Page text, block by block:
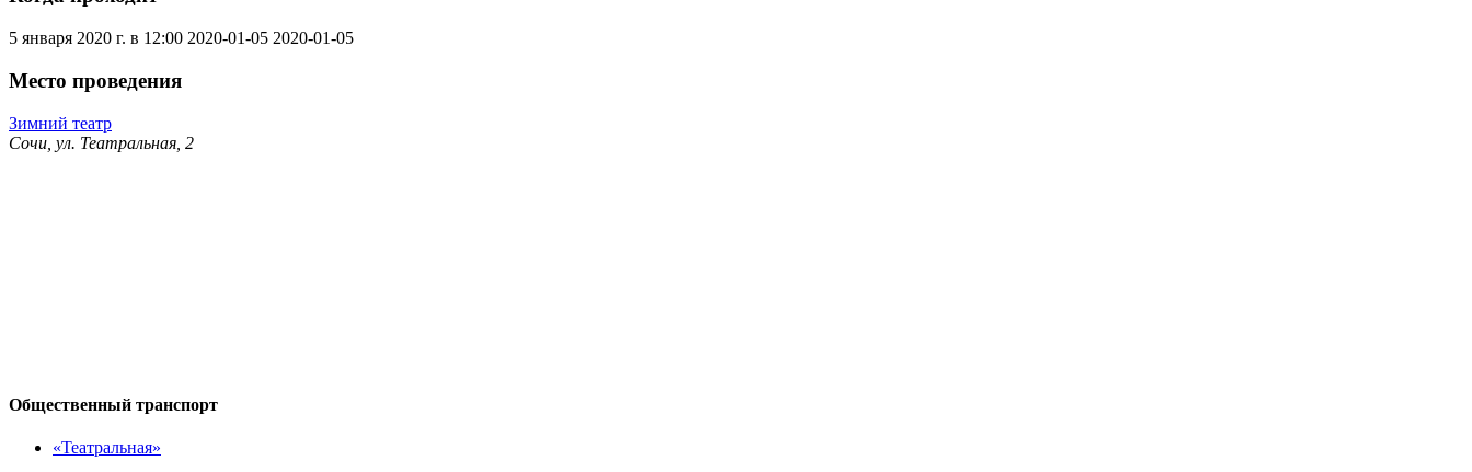
5 января 2020 г. в 12:00 2020-01-05 2020-01-05
Место проведения
Зимний театр
Сочи, ул. Театральная, 2
Общественный транспорт
«Театральная»